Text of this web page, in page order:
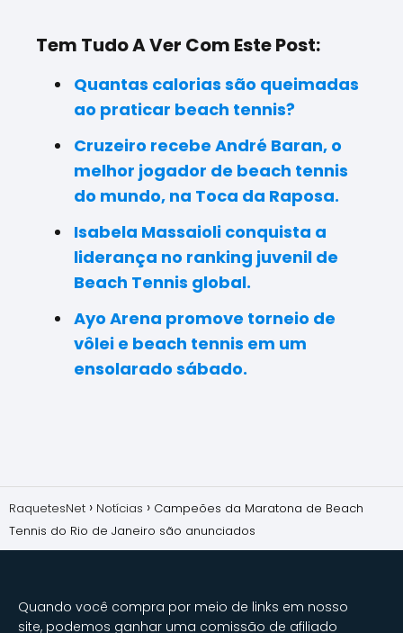
Tem Tudo A Ver Com Este Post:
Quantas calorias são queimadas
ao praticar beach tennis?
Cruzeiro recebe André Baran, o
melhor jogador de beach tennis
do mundo, na Toca da Raposa.
Isabela Massaioli conquista a
liderança no ranking juvenil de
Beach Tennis global.
Ayo Arena promove torneio de
vôlei e beach tennis em um
ensolarado sábado.
RaquetesNet Notícias
Campeões da Maratona de Beach
Tennis do Rio de Janeiro são anunciados
Quando você compra por meio de links em nosso
site, podemos ganhar uma comissão de afiliado